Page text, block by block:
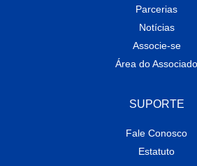
Parcerias
Notícias
Associe-se
Área do Associado
SUPORTE
Fale Conosco
Estatuto